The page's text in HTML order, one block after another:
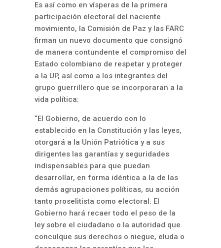
Es así como en vísperas de la primera
participación electoral del naciente
movimiento, la Comisión de Paz y las FARC
firman un nuevo documento que consignó
de manera contundente el compromiso del
Estado colombiano de respetar y proteger
a la UP, así como a los integrantes del
grupo guerrillero que se incorporaran a la
vida política:
“El Gobierno, de acuerdo con lo
establecido en la Constitución y las leyes,
otorgará a la Unión Patriótica y a sus
dirigentes las garantías y seguridades
indispensables para que puedan
desarrollar, en forma idéntica a la de las
demás agrupaciones políticas, su acción
tanto proselitista como electoral. El
Gobierno hará recaer todo el peso de la
ley sobre el ciudadano o la autoridad que
conculque sus derechos o niegue, eluda o